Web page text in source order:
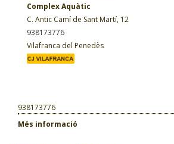
Complex Aquàtic
C. Antic Camí de Sant Martí, 12
938173776
Vilafranca del Penedès
938173776
Més informació